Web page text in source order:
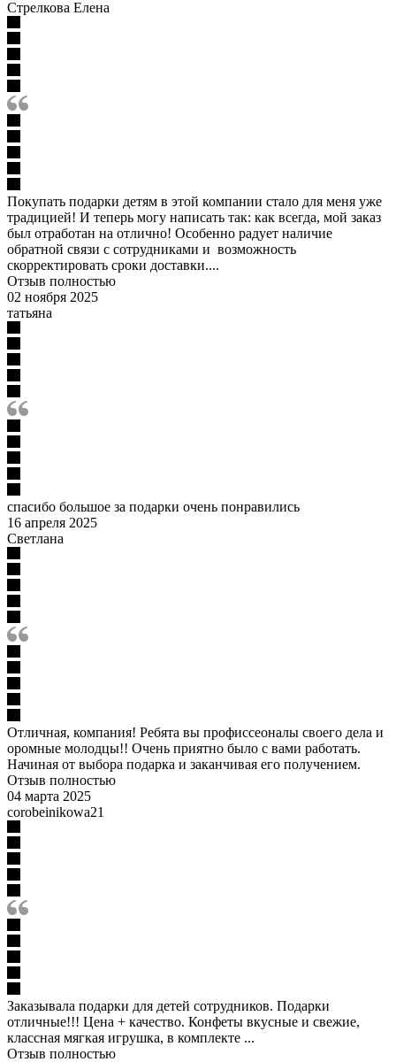
Стрелкова Елена
Покупать подарки детям в этой компании стало для меня уже
традицией! И теперь могу написать так: как всегда, мой заказ
был отработан на отлично! Особенно радует наличие
обратной связи с сотрудниками и возможность
скорректировать сроки доставки....
Отзыв полностью
02 ноября 2025
татьяна
спасибо большое за подарки очень понравились
16 апреля 2025
Светлана
Отличная, компания! Ребята вы профиссеоналы своего дела и
оромные молодцы!! Очень приятно было с вами работать.
Начиная от выбора подарка и заканчивая его получением.
Отзыв полностью
04 марта 2025
corobeinikowa21
Заказывала подарки для детей сотрудников. Подарки
отличные!!! Цена + качество. Конфеты вкусные и свежие,
классная мягкая игрушка, в комплекте ...
Отзыв полностью